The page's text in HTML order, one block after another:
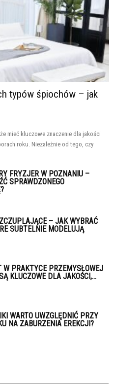
typów śpiochów – jak
mieć kluczowe znaczenie dla jakości
roku. Niezależnie od tego, czy
FRYZJER W POZNANIU –
SPRAWDZONEGO
– JAK WYBRAĆ
SUBTELNIE MODELUJĄ
W PRAKTYCE PRZEMYSŁOWEJ
KLUCZOWE DLA JAKOŚCI,...
WARTO UWZGLĘDNIĆ PRZY
NA ZABURZENIA EREKCJI?